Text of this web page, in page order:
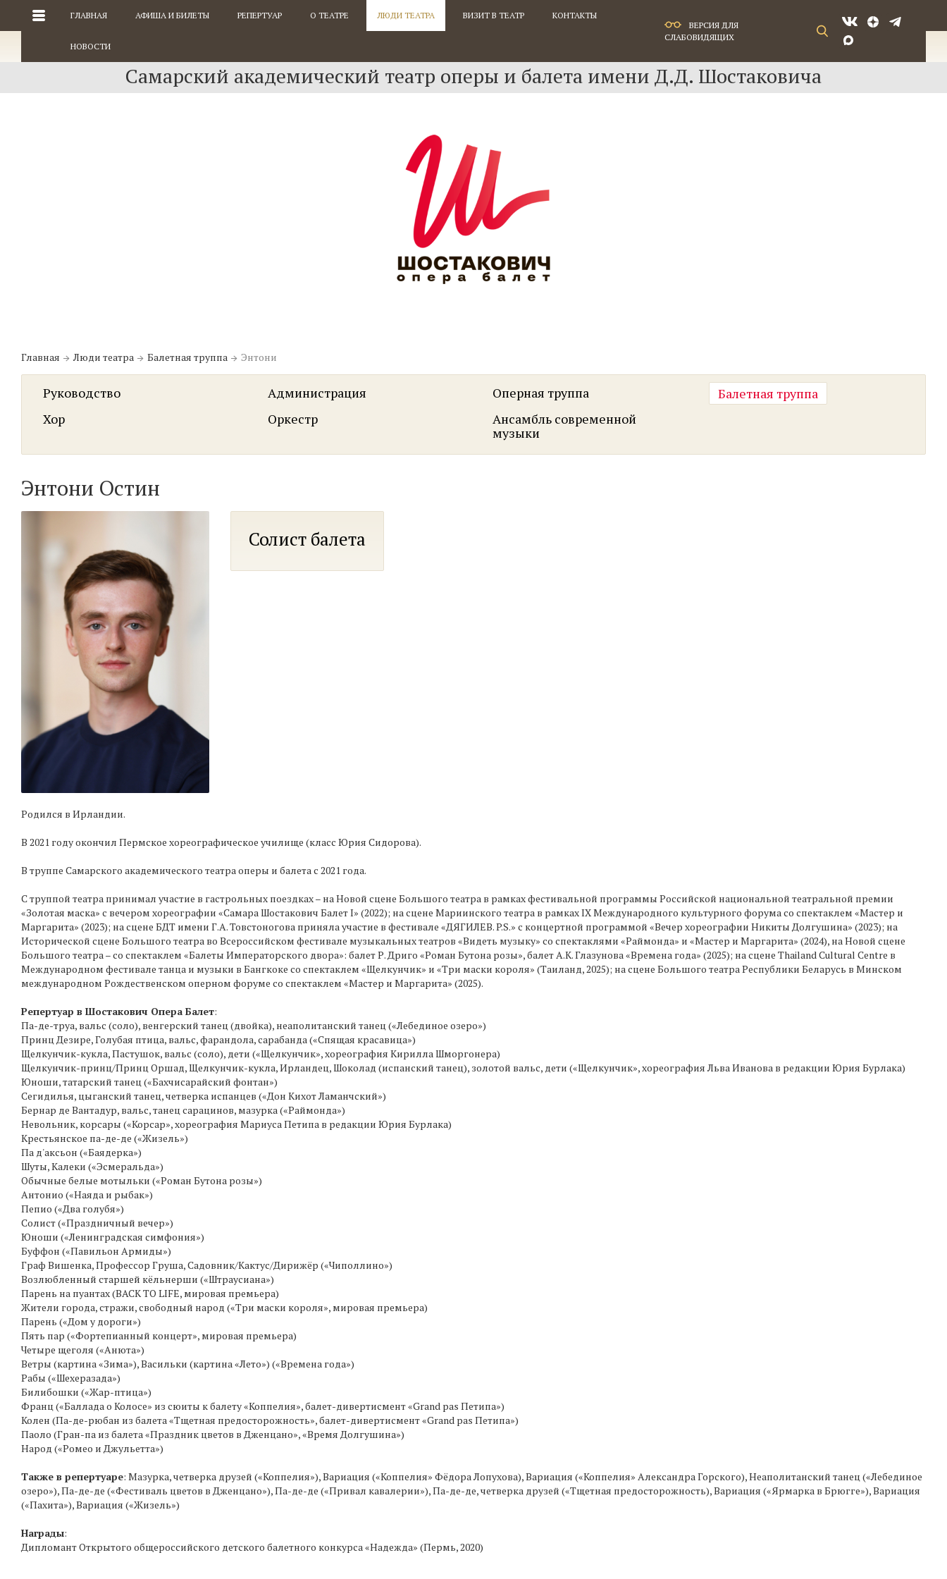
ГЛАВНАЯ АФИША И БИЛЕТЫ РЕПЕРТУАР О ТЕАТРЕ ЛЮДИ ТЕАТРА ВИЗИТ В ТЕАТР КОНТАКТЫ
НОВОСТИ
ВЕРСИЯ ДЛЯ
СЛАБОВИДЯЩИХ
Самарский академический театр оперы и балета имени Д.Д. Шостаковича
Главная Люди театра Балетная труппа Энтони
Руководство Администрация Оперная труппа
Балетная труппа
Хор
Оркестр
Ансамбль современной
музыки
Энтони Остин
Солист балета
Родился в Ирландии.
В 2021 году окончил Пермское хореографическое училище (класс Юрия Сидорова).
В труппе Самарского академического театра оперы и балета с 2021 года.
С труппой театра принимал участие в гастрольных поездках – на Новой сцене Большого театра в рамках фестивальной программы Российской национальной театральной премии
«Золотая маска» с вечером хореографии «Самара Шостакович Балет I» (2022); на сцене Мариинского театра в рамках IX Международного культурного форума со спектаклем «Мастер и
Маргарита» (2023); на сцене БДТ имени Г.А. Товстоногова приняла участие в фестивале «ДЯГИЛЕВ. P.S.» с концертной программой «Вечер хореографии Никиты Долгушина» (2023); на
Исторической сцене Большого театра во Всероссийском фестивале музыкальных театров «Видеть музыку» со спектаклями «Раймонда» и «Мастер и Маргарита» (2024), на Новой сцене
Большого театра – со спектаклем «Балеты Императорского двора»: балет Р. Дриго «Роман Бутона розы», балет А.К. Глазунова «Времена года» (2025); на сцене Thailand Cultural Centre в
Международном фестивале танца и музыки в Бангкоке со спектаклем «Щелкунчик» и «Три маски короля» (Таиланд, 2025); на сцене Большого театра Республики Беларусь в Минском
международном Рождественском оперном форуме со спектаклем «Мастер и Маргарита» (2025).
Репертуар в Шостакович Опера Балет:
Па-де-труа, вальс (соло), венгерский танец (двойка), неаполитанский танец («Лебединое озеро»)
Принц Дезире, Голубая птица, вальс, фарандола, сарабанда («Спящая красавица»)
Щелкунчик-кукла, Пастушок, вальс (соло), дети («Щелкунчик», хореография Кирилла Шморгонера)
Щелкунчик-принц/Принц Оршад, Щелкунчик-кукла, Ирландец, Шоколад (испанский танец), золотой вальс, дети («Щелкунчик», хореография Льва Иванова в редакции Юрия Бурлака)
Юноши, татарский танец («Бахчисарайский фонтан»)
Сегидилья, цыганский танец, четверка испанцев («Дон Кихот Ламанчский»)
Бернар де Вантадур, вальс, танец сарацинов, мазурка («Раймонда»)
Невольник, корсары («Корсар», хореография Мариуса Петипа в редакции Юрия Бурлака)
Крестьянское па-де-де («Жизель»)
Па д'аксьон («Баядерка»)
Шуты, Калеки («Эсмеральда»)
Обычные белые мотыльки («Роман Бутона розы»)
Антонио («Наяда и рыбак»)
Пепио («Два голубя»)
Солист («Праздничный вечер»)
Юноши («Ленинградская симфония»)
Буффон («Павильон Армиды»)
Граф Вишенка, Профессор Груша, Садовник/Кактус/Дирижёр («Чиполлино»)
Возлюбленный старшей кёльнерши («Штраусиана»)
Парень на пуантах (BACK TO LIFE, мировая премьера)
Жители города, стражи, свободный народ («Три маски короля», мировая премьера)
Парень («Дом у дороги»)
Пять пар («Фортепианный концерт», мировая премьера)
Четыре щеголя («Анюта»)
Ветры (картина «Зима»), Васильки (картина «Лето») («Времена года»)
Рабы («Шехеразада»)
Билибошки («Жар-птица»)
Франц («Баллада о Колосе» из сюиты к балету «Коппелия», балет-дивертисмент «Grand pas Петипа»)
Колен (Па-де-рюбан из балета «Тщетная предосторожность», балет-дивертисмент «Grand pas Петипа»)
Паоло (Гран-па из балета «Праздник цветов в Дженцано», «Время Долгушина»)
Народ («Ромео и Джульетта»)
Также в репертуаре: Мазурка, четверка друзей («Коппелия»), Вариация («Коппелия» Фёдора Лопухова), Вариация («Коппелия» Александра Горского), Неаполитанский танец («Лебединое
озеро»), Па-де-де («Фестиваль цветов в Дженцано»), Па-де-де («Привал кавалерии»), Па-де-де, четверка друзей («Тщетная предосторожность), Вариация («Ярмарка в Брюгге»), Вариация
(«Пахита»), Вариация («Жизель»)
Награды:
Дипломант Открытого общероссийского детского балетного конкурса «Надежда» (Пермь, 2020)